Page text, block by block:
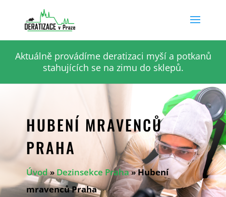
Aktuálně provádíme deratizaci myší a potkanů
stahujících se na zimu do sklepů.
HUBENÍ MRAVENCŮ
PRAHA
Úvod»Dezinsekce Praha»Hubení
mravenců Praha